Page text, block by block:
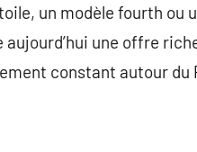
un modèle fourth
une offre
constant autour du